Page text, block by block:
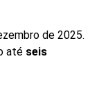
de 2025.
até seis